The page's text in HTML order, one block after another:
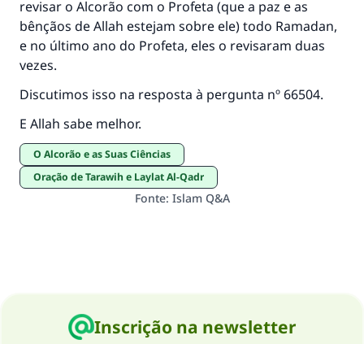
revisar o Alcorão com o Profeta (que a paz e as
bênçãos de Allah estejam sobre ele) todo Ramadan,
e no último ano do Profeta, eles o revisaram duas
vezes.
Discutimos isso na resposta à pergunta nº 66504.
E Allah sabe melhor.
O Alcorão e as Suas Ciências
Oração de Tarawih e Laylat Al-Qadr
Fonte: Islam Q&A
Inscrição na newsletter